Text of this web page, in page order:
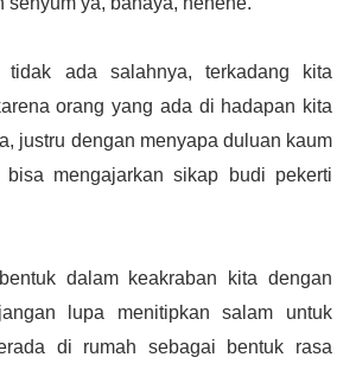
tidak ada salahnya, terkadang kita
orang yang ada di hadapan kita
justru dengan menyapa duluan kaum
mengajarkan sikap budi pekerti
dalam keakraban kita dengan
lupa menitipkan salam untuk
di rumah sebagai bentuk rasa